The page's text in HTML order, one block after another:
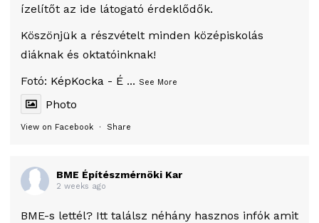
ízelítőt az ide látogató érdeklődők.
Köszönjük a részvételt minden középiskolás
diáknak és oktatóinknak!
Fotó: KépKocka - É ... See More
Photo
View on Facebook · Share
BME Építészmérnöki Kar
2 weeks ago
BME-s lettél? Itt találsz néhány hasznos infók amit